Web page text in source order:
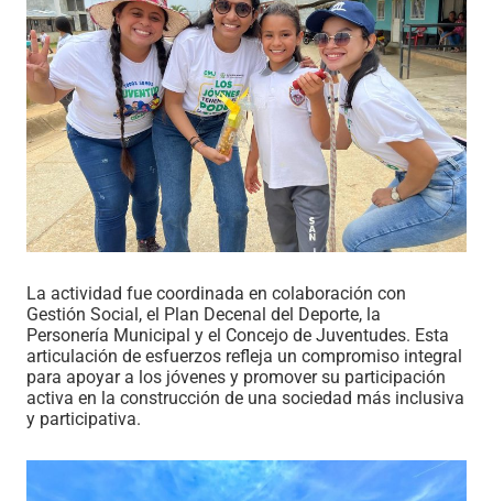
La actividad fue coordinada en colaboración con
Gestión Social, el Plan Decenal del Deporte, la
Personería Municipal y el Concejo de Juventudes. Esta
articulación de esfuerzos refleja un compromiso integral
para apoyar a los jóvenes y promover su participación
activa en la construcción de una sociedad más inclusiva
y participativa.